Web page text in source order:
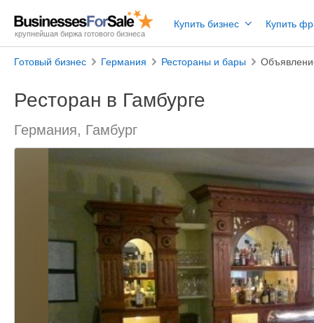
крупнейшая биржа готового бизнеса
Купить бизнес Купить
Готовый бизнес Германия Рестораны и бары
Ресторан в Гамбурге
Германия, Гамбург